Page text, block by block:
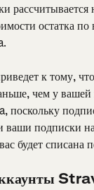
рассчитывается
остатка
к тому,
чем у
поскольку
ваши подписки
будет списана